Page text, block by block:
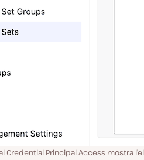
Credential Principal Access mostra